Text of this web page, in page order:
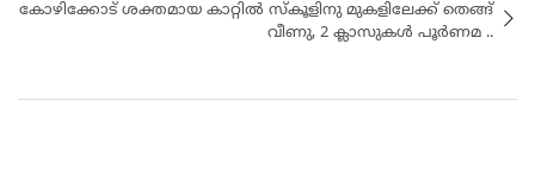
കോഴിക്കോട് ശക്തമായ കാറ്റിൽ സ്കൂളിനു മുകളിലേക്ക് തെങ്ങ്
വീണു, 2 ക്ലാസുകൾ പൂർണമ ..